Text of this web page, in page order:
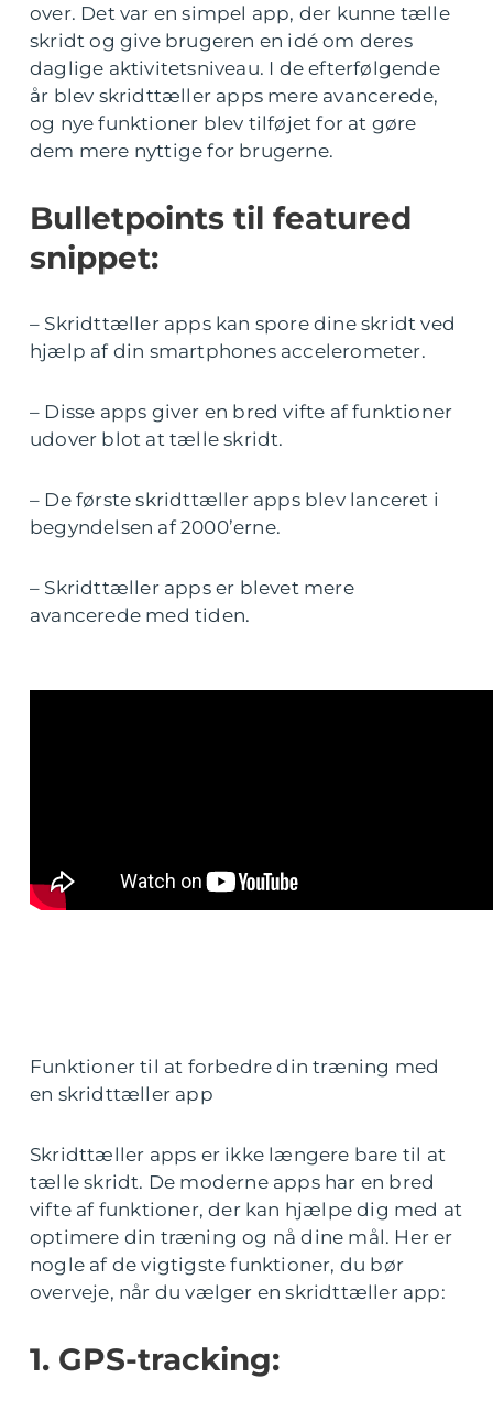
over. Det var en simpel app, der kunne tælle
skridt og give brugeren en idé om deres
daglige aktivitetsniveau. I de efterfølgende
år blev skridttæller apps mere avancerede,
og nye funktioner blev tilføjet for at gøre
dem mere nyttige for brugerne.
Bulletpoints til featured
snippet:
– Skridttæller apps kan spore dine skridt ved
hjælp af din smartphones accelerometer.
– Disse apps giver en bred vifte af funktioner
udover blot at tælle skridt.
– De første skridttæller apps blev lanceret i
begyndelsen af 2000’erne.
– Skridttæller apps er blevet mere
avancerede med tiden.
Funktioner til at forbedre din træning med
en skridttæller app
Skridttæller apps er ikke længere bare til at
tælle skridt. De moderne apps har en bred
vifte af funktioner, der kan hjælpe dig med at
optimere din træning og nå dine mål. Her er
nogle af de vigtigste funktioner, du bør
overveje, når du vælger en skridttæller app:
1. GPS-tracking: